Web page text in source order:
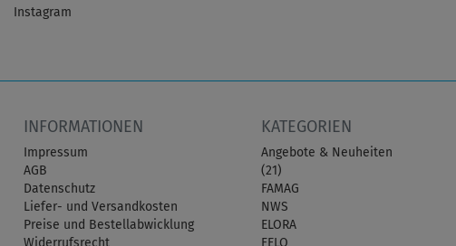
Instagram
INFORMATIONEN
Impressum
AGB
Datenschutz
Liefer- und Versandkosten
Preise und Bestellabwicklung
Widerrufsrecht
KATEGORIEN
Angebote & Neuheiten
(21)
FAMAG
NWS
ELORA
FELO